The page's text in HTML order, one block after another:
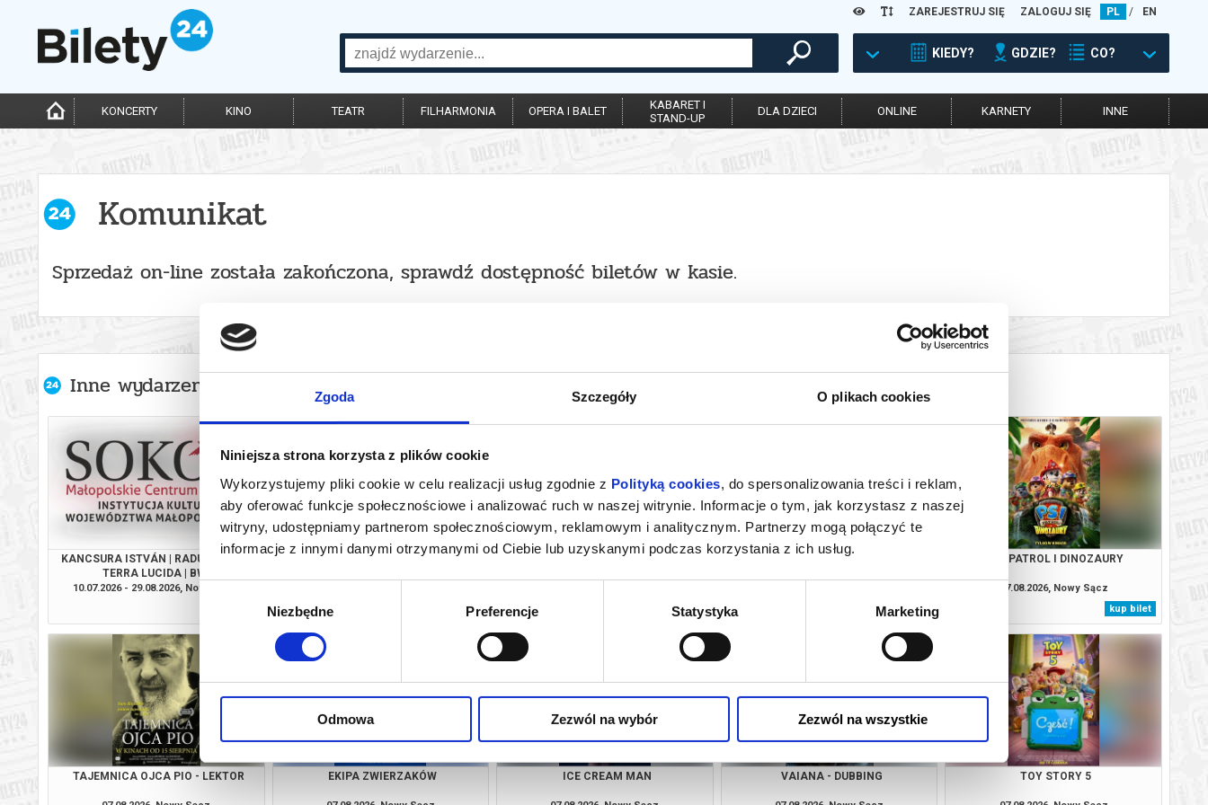
Zgoda Szczegóły O plikach cookies
Niniejsza strona korzysta z plików cookie
Wykorzystujemy pliki cookie w celu realizacji usług zgodnie z Polityką cookies, do spersonalizowania treści i reklam,
aby oferować funkcje społecznościowe i analizować ruch w naszej witrynie. Informacje o tym, jak korzystasz z naszej
witryny, udostępniamy partnerom społecznościowym, reklamowym i analitycznym. Partnerzy mogą połączyć te
informacje z innymi danymi otrzymanymi od Ciebie lub uzyskanymi podczas korzystania z ich usług.
Wybór
Niezbędne Preferencje Statystyka Marketing
Odmowa Zezwól na wybór Zezwól na wszystkie
ZAREJESTRUJ SIĘ ZALOGUJ SIĘ PL / EN
KIEDY? GDZIE? CO?
KONCERTY KINO TEATR FILHARMONIA OPERA I BALET
KABARET I
STAND-UP
DLA DZIECI ONLINE KARNETY INNE
Komunikat
Sprzedaż on-line została zakończona, sprawdź dostępność biletów w kasie.
Inne wydarzenia organizatora
KANCSURA ISTVÁN | RADU ŞERBAN |
TERRA LUCIDA | BWA
10.07.2026 - 29.08.2026, Nowy Sącz
SPIDER-MAN. CAŁKIEM NOWY DZIEŃ -
kup bilet
VAIANA - DUBBING
kup bilet
PUCIO - DUBBING
kup bilet
PSI PATROL I DINOZAURY
07.08.2026, Nowy Sącz
kup bilet
TAJEMNICA OJCA PIO - LEKTOR EKIPA ZWIERZAKÓW ICE CREAM MAN VAIANA - DUBBING TOY STORY 5